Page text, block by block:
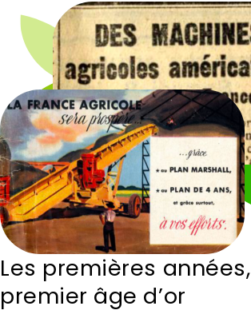
Les premières années,
premier âge d’or